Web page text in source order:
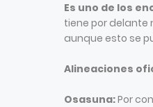
Es uno de los
tiene por delante
aunque esto se
Alineaciones
Osasuna:Por